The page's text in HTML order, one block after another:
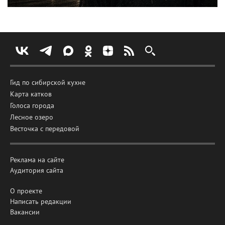
Гид по сибирской кухне
Карта катков
Голоса города
Лесное озеро
Весточка с передовой
Реклама на сайте
Аудитория сайта
О проекте
Написать редакции
Вакансии